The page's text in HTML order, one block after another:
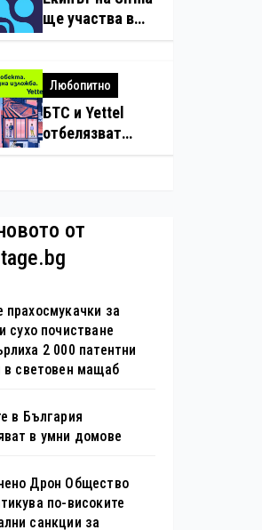
нарушения с
дронове
ще участва в
създаването на
стандарти за
навлизане на
изкуствен
интелект в
Любопитно
БТС и Yettel
отбелязват
национални
туристически
изложба в София
от
прахосмукачки за
сухо почистване
2 000 патентни
в световен мащаб
в България
в умни домове
Дрон Общество
по-високите
санкции за